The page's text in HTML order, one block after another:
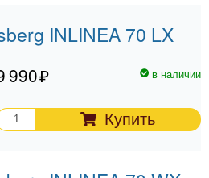
INLINEA 70 LX
990 в наличии
Купить